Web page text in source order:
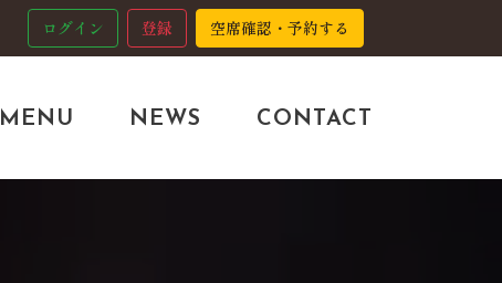
ログイン 登録 空席確認・予約する
MENU NEWS CONTACT